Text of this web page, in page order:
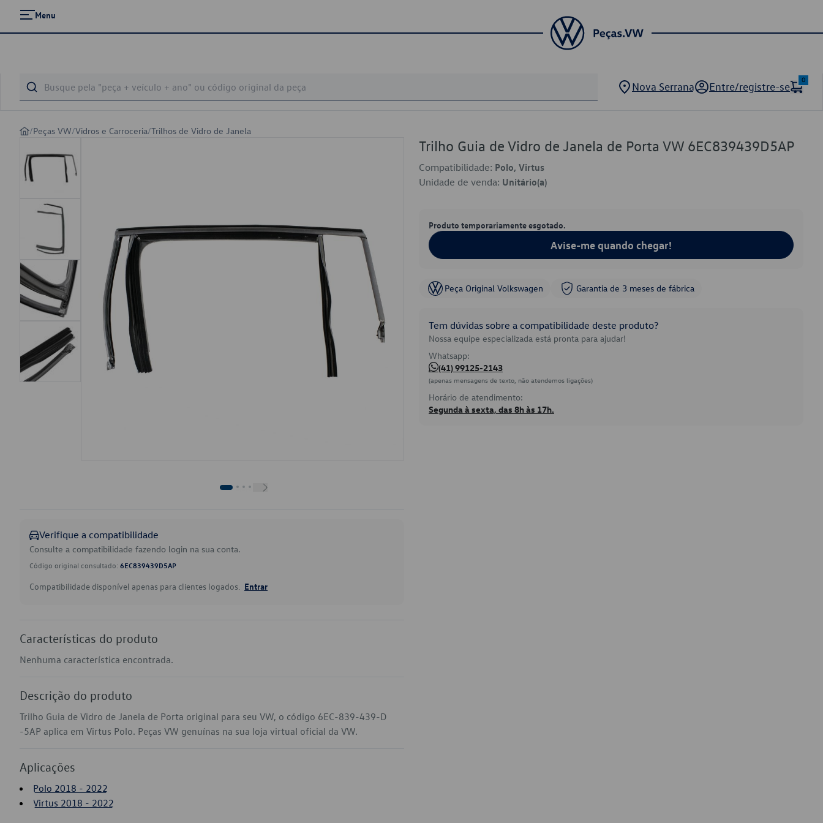
Menu
Nova Serrana Entre/registre-se
0
/Peças VW/Vidros e Carroceria/Trilhos de Vidro de Janela
Verifique a compatibilidade
Consulte a compatibilidade fazendo login na sua conta.
Código original consultado: 6EC839439D5AP
Compatibilidade disponível apenas para clientes logados. Entrar
Características do produto
Nenhuma característica encontrada.
Descrição do produto
Trilho Guia de Vidro de Janela de Porta original para seu VW, o código 6EC-839-439-D
-5AP aplica em Virtus Polo. Peças VW genuínas na sua loja virtual oficial da VW.
Aplicações
Polo 2018 - 2022
Virtus 2018 - 2022
Trilho Guia de Vidro de Janela de Porta VW 6EC839439D5AP
Compatibilidade: Polo, Virtus
Unidade de venda: Unitário(a)
Produto temporariamente esgotado.
Avise-me quando chegar!
Peça Original Volkswagen Garantia de 3 meses de fábrica
Tem dúvidas sobre a compatibilidade deste produto?
Nossa equipe especializada está pronta para ajudar!
Whatsapp:
(41) 99125-2143
(apenas mensagens de texto, não atendemos ligações)
Horário de atendimento:
Segunda à sexta, das 8h às 17h.